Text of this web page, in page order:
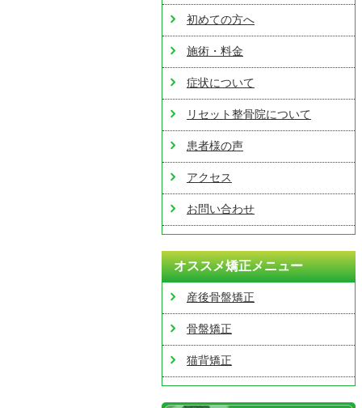
初めての方へ
施術・料金
症状について
リセット整骨院について
患者様の声
アクセス
お問い合わせ
オススメ矯正メニュー
産後骨盤矯正
骨盤矯正
猫背矯正